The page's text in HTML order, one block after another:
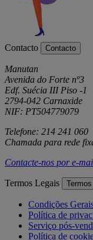
Contacto Contacto
Manutan
Avenida do Forte nº3
Edf. Suécia III Piso -1
2794-042 Carnaxide
NIF: PT504779079
Telefone: 214 241 060
Chamada para rede
Contacte-nos pore-
Termos Legais
Condições
Política de
Serviço pós-
Política de